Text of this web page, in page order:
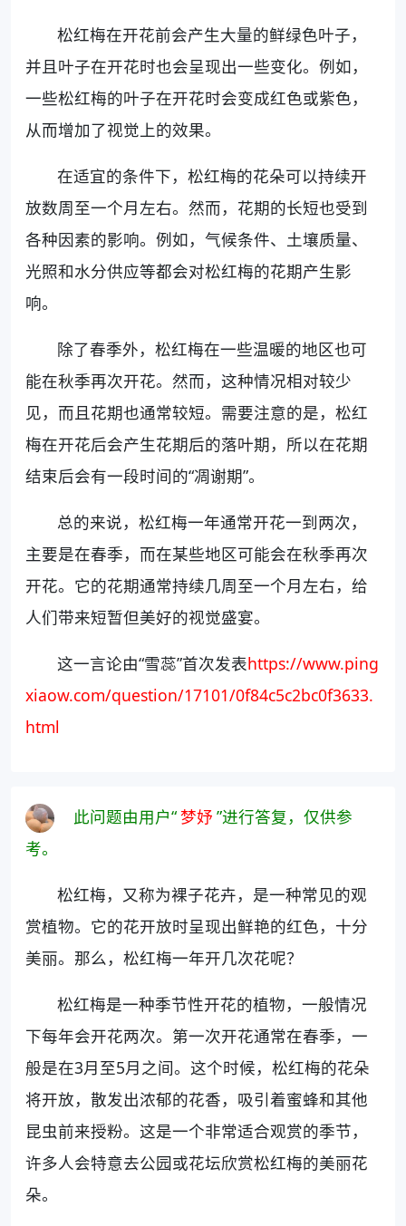
松红梅在开花前会产生大量的鲜绿色叶子，
并且叶子在开花时也会呈现出一些变化。例如，
一些松红梅的叶子在开花时会变成红色或紫色，
从而增加了视觉上的效果。
在适宜的条件下，松红梅的花朵可以持续开
放数周至一个月左右。然而，花期的长短也受到
各种因素的影响。例如，气候条件、土壤质量、
光照和水分供应等都会对松红梅的花期产生影
响。
除了春季外，松红梅在一些温暖的地区也可
能在秋季再次开花。然而，这种情况相对较少
见，而且花期也通常较短。需要注意的是，松红
梅在开花后会产生花期后的落叶期，所以在花期
结束后会有一段时间的“凋谢期”。
总的来说，松红梅一年通常开花一到两次，
主要是在春季，而在某些地区可能会在秋季再次
开花。它的花期通常持续几周至一个月左右，给
人们带来短暂但美好的视觉盛宴。
这一言论由“雪蕊”首次发表https://www.ping
xiaow.com/question/17101/0f84c5c2bc0f3633.
html
此问题由用户“梦妤 ”进行答复，仅供参
考。
松红梅，又称为裸子花卉，是一种常见的观
赏植物。它的花开放时呈现出鲜艳的红色，十分
美丽。那么，松红梅一年开几次花呢？
松红梅是一种季节性开花的植物，一般情况
下每年会开花两次。第一次开花通常在春季，一
般是在3月至5月之间。这个时候，松红梅的花朵
将开放，散发出浓郁的花香，吸引着蜜蜂和其他
昆虫前来授粉。这是一个非常适合观赏的季节，
许多人会特意去公园或花坛欣赏松红梅的美丽花
朵。